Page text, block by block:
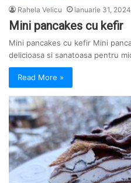
Rahela Velicu ianuarie 31, 2024
Mini pancakes cu kefir
Mini pancakes cu kefir Mini
delicioasa si sanatoasa pentru
Read More »